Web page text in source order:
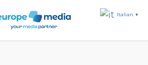
Italian ▼